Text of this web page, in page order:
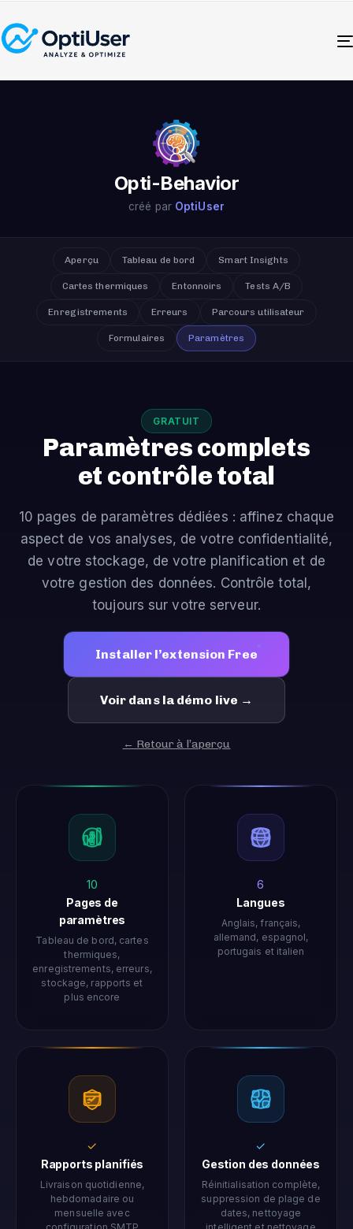
Opti-Behavior
créé par OptiUser
Aperçu Tableau de bord Smart Insights
Cartes thermiques Entonnoirs Tests A/B
Enregistrements Erreurs Parcours utilisateur
Formulaires Paramètres
GRATUIT
Paramètres complets
et contrôle total
10 pages de paramètres dédiées : affinez chaque
aspect de vos analyses, de votre confidentialité,
de votre stockage, de votre planification et de
votre gestion des données. Contrôle total,
toujours sur votre serveur.
Installer l’extension Free
Voir dans la démo live →
← Retour à l’aperçu
10
Pages de
paramètres
Tableau de bord, cartes
thermiques,
enregistrements, erreurs,
stockage, rapports et
plus encore
6
Langues
Anglais, français,
allemand, espagnol,
portugais et italien
✓
Rapports planifiés
Livraison quotidienne,
hebdomadaire ou
mensuelle avec
✓
Gestion des données
Réinitialisation complète,
suppression de plage de
dates, nettoyage